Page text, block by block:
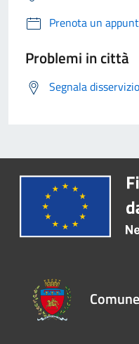
Prenota un
Problemi in città
Segnala disservizio